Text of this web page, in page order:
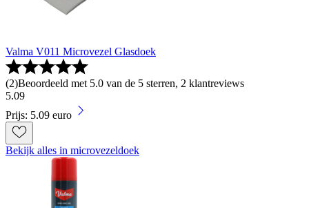
Valma V011 Microvezel Glasdoek
(2)Beoordeeld met 5.0 van de 5 sterren, 2 klantreviews
5.09
Prijs: 5.09 euro
Bekijk alles in microvezeldoek